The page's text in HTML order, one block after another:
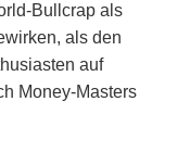
Bullcrap als
als den
auf
Money-Masters